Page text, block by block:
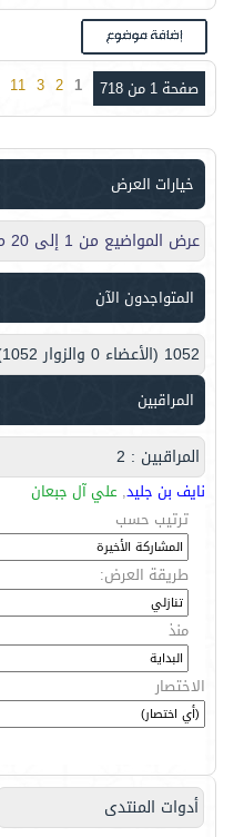
صفحة 1 من 718 1
2
3
11
خيارات العرض
عرض المواضيع من 1 إلى 20 من 14343
المتواجدون الآن
1052 (الأعضاء 0 والزوار 1052)
المراقبين
المراقبين : 2
نايف بن جليد, علي آل جبعان
ترتيب حسب
طريقة العرض:
منذ
الاختصار
أدوات المنتدى